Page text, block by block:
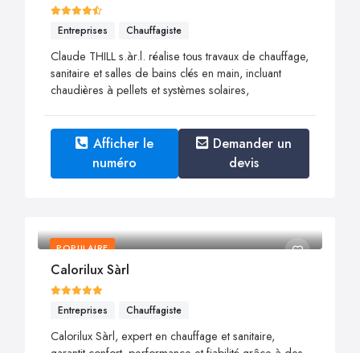
Entreprises Chauffagiste
Claude THILL s.àr.l. réalise tous travaux de chauffage,
sanitaire et salles de bains clés en main, incluant
chaudières à pellets et systèmes solaires,
Afficher le
numéro
Demander un
devis
POPULAIRE
Calorilux Sàrl
Entreprises Chauffagiste
Calorilux Sàrl, expert en chauffage et sanitaire,